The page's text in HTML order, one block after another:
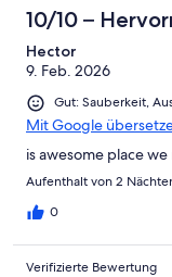
10/10 –
Hector
9. Feb. 2026
Gut: Sauberkeit,
Mit Google
is awesome place
Aufenthalt von 2
0
Verifizierte Bewertung